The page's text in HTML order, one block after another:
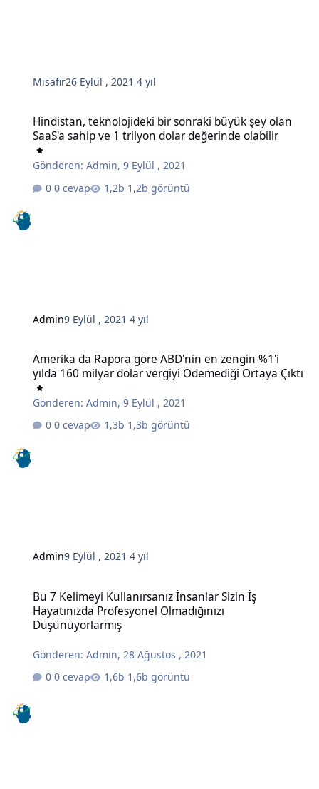
Misafir26 Eylül , 20214 yıl
Hindistan, teknolojideki bir sonraki büyük şey olan
SaaS'a sahip ve 1 trilyon dolar değerinde olabilir
Gönderen:Admin,9 Eylül , 2021
0 cevap
1,2b görüntü
Admin9 Eylül , 20214 yıl
Amerika da Rapora göre ABD'nin en zengin %1'i
yılda 160 milyar dolar vergiyi Ödemediği Ortaya Çıktı
Gönderen:Admin,9 Eylül , 2021
0 cevap
1,3b görüntü
Admin9 Eylül , 20214 yıl
Bu 7 Kelimeyi Kullanırsanız İnsanlar Sizin İş
Hayatınızda Profesyonel Olmadığınızı
Düşünüyorlarmış
Gönderen:Admin,28 Ağustos , 2021
0 cevap
1,6b görüntü